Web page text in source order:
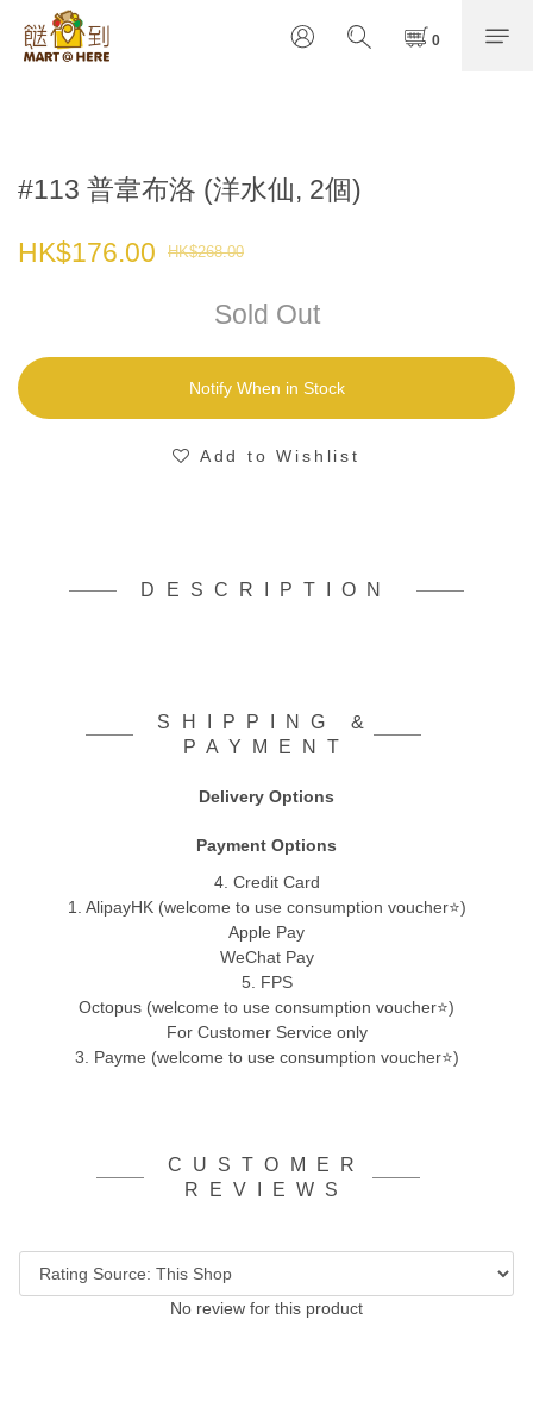
#113 普韋布洛 (洋水仙, 2個)
HK$268.00
HK$176.00
Sold Out
Notify When in Stock
Add to Wishlist
DESCRIPTION
SHIPPING &
PAYMENT
Delivery Options
Payment Options
4. Credit Card
1. AlipayHK (welcome to use consumption voucher⭐)
Apple Pay
WeChat Pay
5. FPS
Octopus (welcome to use consumption voucher⭐)
For Customer Service only
3. Payme (welcome to use consumption voucher⭐)
CUSTOMER
REVIEWS
No review for this product